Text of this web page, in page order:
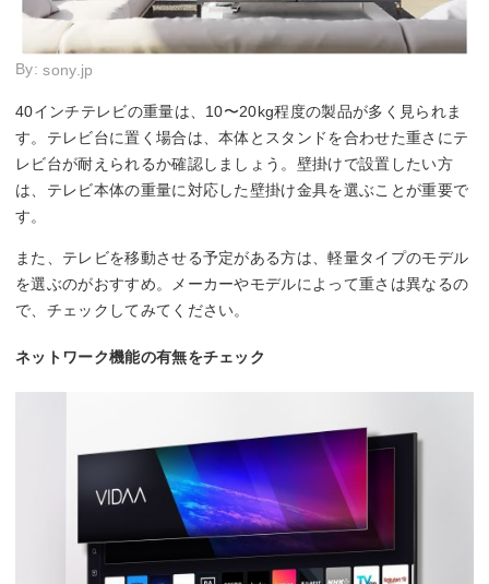
By: sony.jp
40インチテレビの重量は、10〜20kg程度の製品が多く見られま
す。テレビ台に置く場合は、本体とスタンドを合わせた重さにテ
レビ台が耐えられるか確認しましょう。壁掛けで設置したい方
は、テレビ本体の重量に対応した壁掛け金具を選ぶことが重要で
す。
また、テレビを移動させる予定がある方は、軽量タイプのモデル
を選ぶのがおすすめ。メーカーやモデルによって重さは異なるの
で、チェックしてみてください。
ネットワーク機能の有無をチェック